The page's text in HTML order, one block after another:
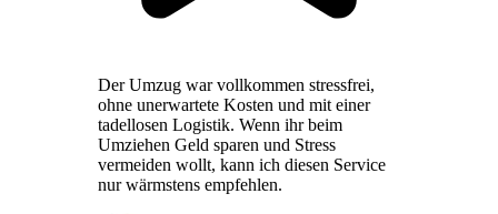
Der Umzug war vollkommen stressfrei,
ohne unerwartete Kosten und mit einer
tadellosen Logistik. Wenn ihr beim
Umziehen Geld sparen und Stress
vermeiden wollt, kann ich diesen Service
nur wärmstens empfehlen.